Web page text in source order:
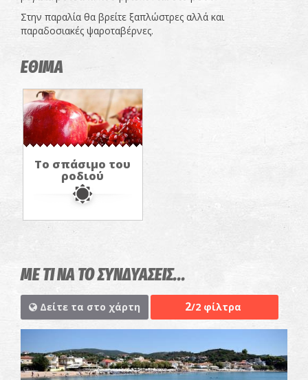
Στην παραλία θα βρείτε ξαπλώστρες αλλά και
παραδοσιακές ψαροταβέρνες.
ΕΘΙΜΑ
Το σπάσιμο του
ροδιού
ΜΕ ΤΙ ΝΑ ΤΟ ΣΥΝΔΥΑΣΕΙΣ...
Δείτε τα στο χάρτη 2/2 φίλτρα